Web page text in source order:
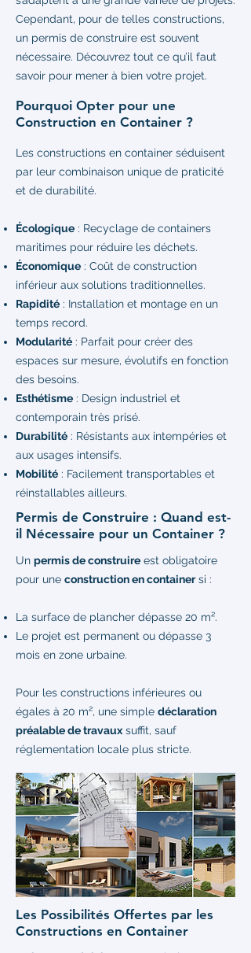
Cependant, pour de telles constructions,
un permis de construire est souvent
nécessaire. Découvrez tout ce qu’il faut
savoir pour mener à bien votre projet.
Pourquoi Opter pour une
Construction en Container ?
Les constructions en container séduisent
par leur combinaison unique de praticité
et de durabilité.
Écologique : Recyclage de containers
maritimes pour réduire les déchets.
Économique : Coût de construction
inférieur aux solutions traditionnelles.
Rapidité : Installation et montage en un
temps record.
Modularité : Parfait pour créer des
espaces sur mesure, évolutifs en fonction
des besoins.
Esthétisme : Design industriel et
contemporain très prisé.
Durabilité : Résistants aux intempéries et
aux usages intensifs.
Mobilité : Facilement transportables et
réinstallables ailleurs.
Permis de Construire : Quand est-
il Nécessaire pour un Container ?
Un permis de construire est obligatoire
pour une construction en containersi :
La surface de plancher dépasse 20 m².
Le projet est permanent ou dépasse 3
mois en zone urbaine.
Pour les constructions inférieures ou
égales à 20 m², une simple déclaration
préalable de travauxsuffit, sauf
réglementation locale plus stricte.
Les Possibilités Offertes par les
Constructions en Container